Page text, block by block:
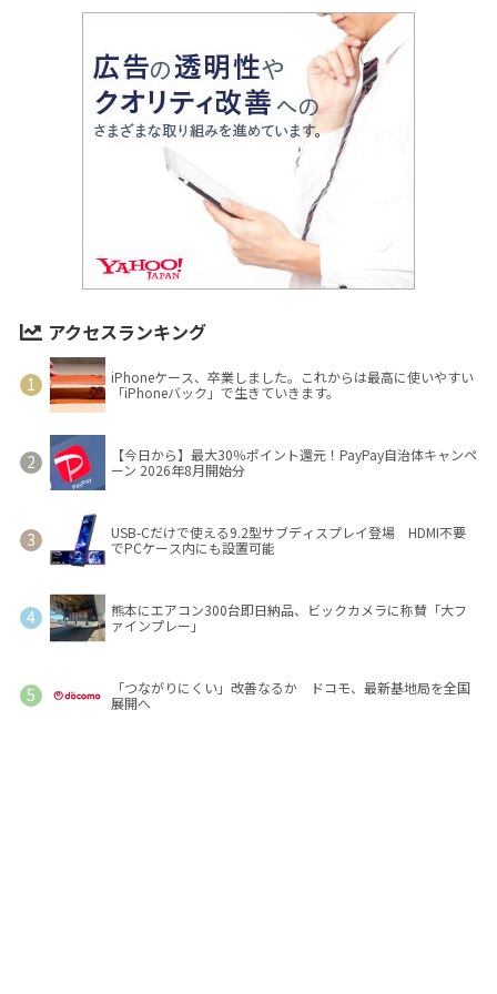
アクセスランキング
iPhoneケース、卒業しました。これからは最高に使いやすい
「iPhoneバック」で生きていきます。
【今日から】最大30％ポイント還元！PayPay自治体キャンペ
ーン 2026年8月開始分
USB-Cだけで使える9.2型サブディスプレイ登場 HDMI不要
でPCケース内にも設置可能
熊本にエアコン300台即日納品、ビックカメラに称賛「大フ
ァインプレー」
「つながりにくい」改善なるか ドコモ、最新基地局を全国
展開へ